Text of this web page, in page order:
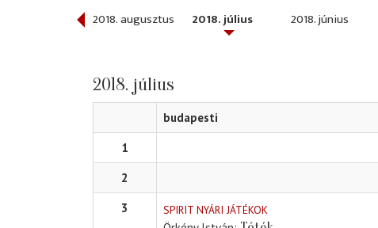
szeptember 2018. augusztus 2018. július 2018. június
2018. július
budapesti
1
2
3
SPIRIT NYÁRI JÁTÉKOK